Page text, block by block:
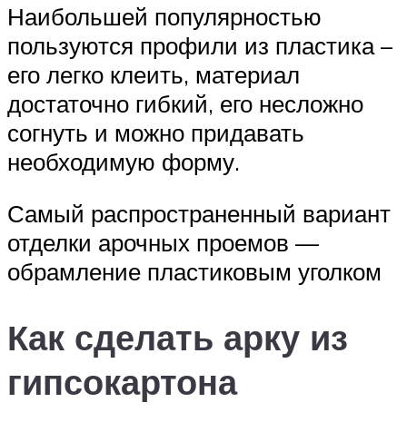
Наибольшей популярностью
пользуются профили из пластика –
его легко клеить, материал
достаточно гибкий, его несложно
согнуть и можно придавать
необходимую форму.
Самый распространенный вариант
отделки арочных проемов —
обрамление пластиковым уголком
Как сделать арку из
гипсокартона